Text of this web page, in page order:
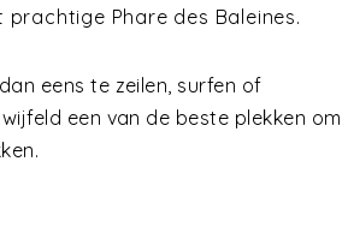
Phare des Baleines.
eens te zeilen, surfen of
een van de beste plekken om